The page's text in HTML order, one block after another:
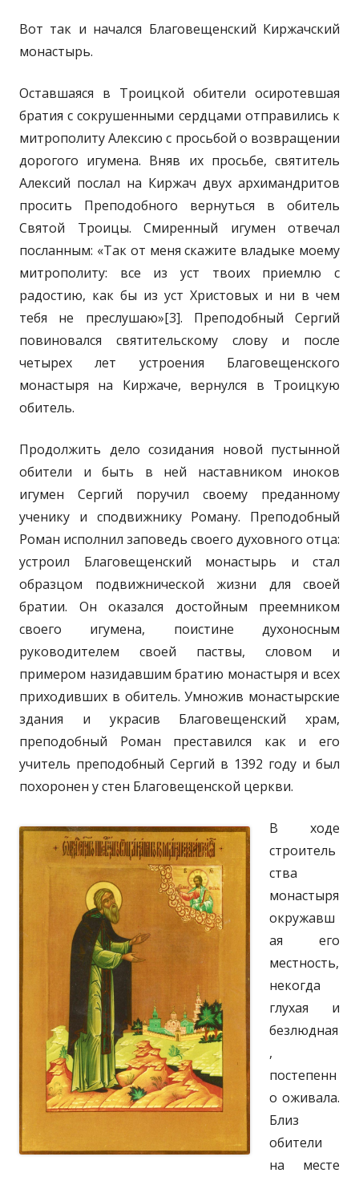
Вот так и начался Благовещенский Киржачский
монастырь.
Оставшаяся в Троицкой обители осиротевшая
братия с сокрушенными сердцами отправились к
митрополиту Алексию с просьбой о возвращении
дорогого игумена. Вняв их просьбе, святитель
Алексий послал на Киржач двух архимандритов
просить Преподобного вернуться в обитель
Святой Троицы. Смиренный игумен отвечал
посланным: «Так от меня скажите владыке моему
митрополиту: все из уст твоих приемлю с
радостию, как бы из уст Христовых и ни в чем
тебя не преслушаю»[3]. Преподобный Сергий
повиновался святительскому слову и после
четырех лет устроения Благовещенского
монастыря на Киржаче, вернулся в Троицкую
обитель.
Продолжить дело созидания новой пустынной
обители и быть в ней наставником иноков
игумен Сергий поручил своему преданному
ученику и сподвижнику Роману. Преподобный
Роман исполнил заповедь своего духовного отца:
устроил Благовещенский монастырь и стал
образцом подвижнической жизни для своей
братии. Он оказался достойным преемником
своего игумена, поистине духоносным
руководителем своей паствы, словом и
примером назидавшим братию монастыря и всех
приходивших в обитель. Умножив монастырские
здания и украсив Благовещенский храм,
преподобный Роман преставился как и его
учитель преподобный Сергий в 1392 году и был
похоронен у стен Благовещенской церкви.
В ходе
строитель
ства
монастыря
окружавш
ая его
местность,
некогда
глухая и
безлюдная
,
постепенн
о оживала.
Близ
обители
на месте